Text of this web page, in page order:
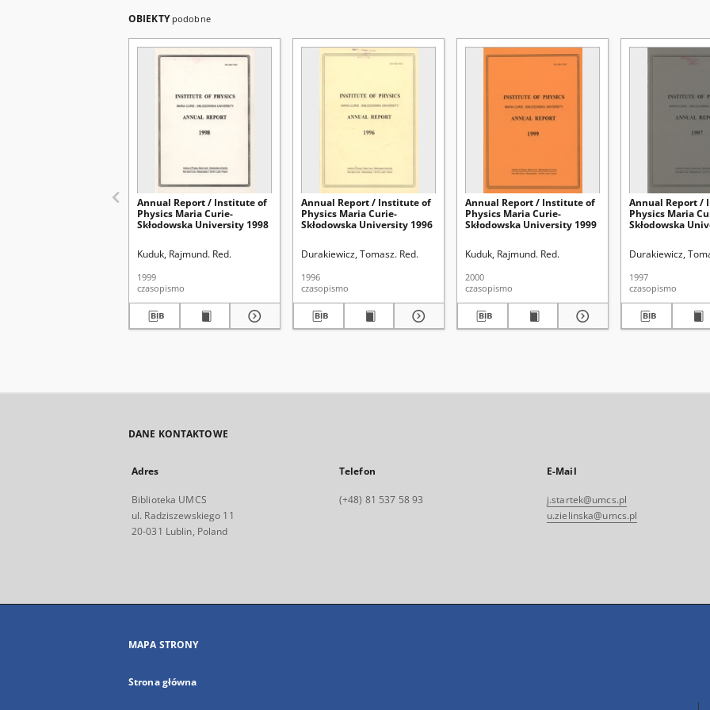
OBIEKTY podobne
Annual Report / Institute of
Physics Maria Curie-
Skłodowska University 1998
Kuduk, Rajmund. Red.
1999
czasopismo
Annual Report / Institute of
Physics Maria Curie-
Skłodowska University 1996
Durakiewicz, Tomasz. Red.
1996
czasopismo
Annual Report / Institute of
Physics Maria Curie-
Skłodowska University 1999
Kuduk, Rajmund. Red.
2000
czasopismo
Annual Report /
Physics Maria
Skłodowska
Durakiewicz,
1997
czasopismo
DANE KONTAKTOWE
Adres
Biblioteka UMCS
ul. Radziszewskiego 11
20-031 Lublin, Poland
Telefon
(+48) 81 537 58 93
E-Mail
j.startek@umcs.pl
u.zielinska@umcs.pl
MAPA STRONY
Strona główna